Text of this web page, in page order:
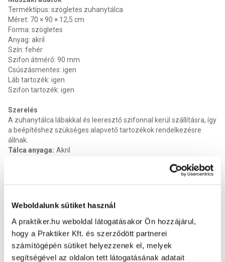
Weboldalunk sütiket használ
A praktiker.hu weboldal látogatásakor Ön hozzájárul,
hogy a Praktiker Kft. és szerződött partnerei
számítógépén sütiket helyezzenek el, melyek
segítségével az oldalon tett látogatásának adatait
Terméktípus: szögletes zuhanytálca
Méret: 70 × 90 × 12,5 cm
Forma: szögletes
Anyag: akril
Szín: fehér
Szifon átmérő: 90 mm
Csúszásmentes: igen
Láb tartozék: igen
Szifon tartozék: igen
Szerelés
A zuhanytálca lábakkal és leeresztő szifonnal kerül szállításra, így
a beépítéshez szükséges alapvető tartozékok rendelkezésre
állnak.
Tálca anyaga: Akril
Szín
:
Fehér
Gyártói termékkód: PP79
Szifon átmérő: 90 mm
Termék méret magasság: 12.5 cm
Termék méret szélesség
90 cm
Termék méret mélysége : 70 cm